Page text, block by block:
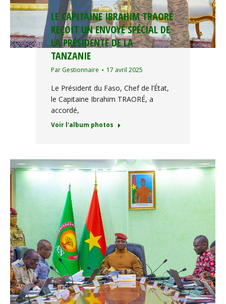
LE CAPITAINE IBRAHIM TRAORÉ
REÇOIT UN ENVOYÉ SPÉCIAL DE
LA PRÉSIDENTE DE LA
TANZANIE
Par Gestionnaire 17 avril 2025
Le Président du Faso, Chef de l’État,
le Capitaine Ibrahim TRAORÉ, a
accordé,
Voir l'album photos